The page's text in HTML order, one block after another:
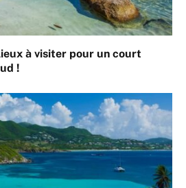
à visiter pour un court
!